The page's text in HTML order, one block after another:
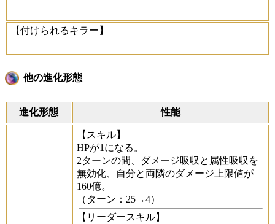
【付けられるキラー】
他の進化形態
進化形態 性能
【スキル】
HPが1になる。
2ターンの間、ダメージ吸収と属性吸収を
無効化、自分と両隣のダメージ上限値が
160億。
（ターン：25→4）
【リーダースキル】